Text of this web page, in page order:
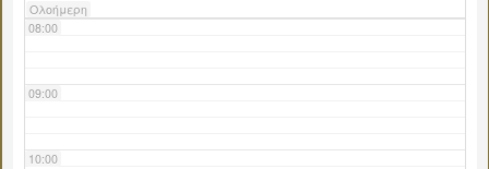
Ολοήμερη
08:00
09:00
10:00